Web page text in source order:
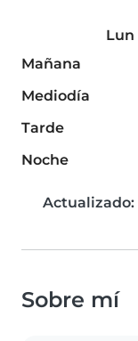
Lun
Mañana
Mediodía
Tarde
Noche
Actualizado:
Sobre mí